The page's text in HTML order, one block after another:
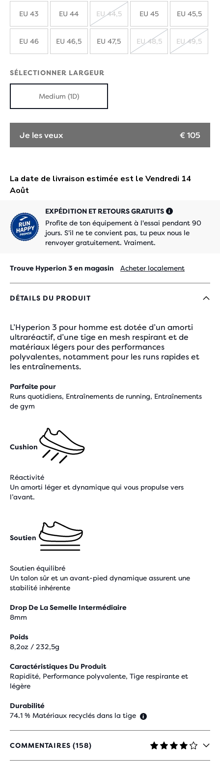
EU 43 EU 44 EU 44,5 EU 45 EU 45,5
EU 46 EU 46,5 EU 47,5
ÉPUISÉ
EU 48,5 EU 49,5
SÉLECTIONNER LARGEUR
Medium (1D)
Je les veux € 105
EXPÉDITION ET RETOURS GRATUITS
Profite de ton équipement à l'essai pendant 90
jours. S'il ne te convient pas, tu peux nous le
renvoyer gratuitement. Vraiment.
Trouve Hyperion 3 en magasin Acheter localement
DÉTAILS DU PRODUIT
L’Hyperion 3 pour homme est dotée d’un amorti
ultraréactif, d’une tige en mesh respirant et de
matériaux légers pour des performances
polyvalentes, notamment pour les runs rapides et
les entraînements.
Parfaite pour
Runs quotidiens, Entraînements de running, Entraînements
de gym
Cushion
Réactivité
Un amorti léger et dynamique qui vous propulse vers
l’avant.
Soutien
Soutien équilibré
Un talon sûr et un avant-pied dynamique assurent une
stabilité inhérente
Drop De La Semelle Intermédiaire
8mm
Poids
8,2oz / 232,5g
Caractéristiques Du Produit
Rapidité, Performance polyvalente, Tige respirante et
légère
Durabilité
74.1 % Matériaux recyclés dans la tige
COMMENTAIRES (158)
3,9
SUR